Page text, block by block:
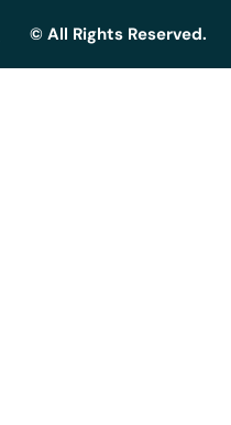
© All Rights Reserved.